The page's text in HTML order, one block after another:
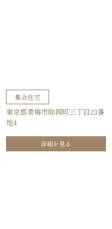
集合住宅
東京都青梅市師岡町三丁目23番
地4
詳細を見る